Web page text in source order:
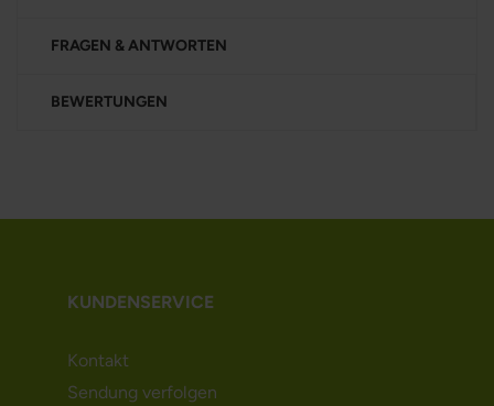
FRAGEN & ANTWORTEN
BEWERTUNGEN
KUNDENSERVICE
Kontakt
Sendung verfolgen